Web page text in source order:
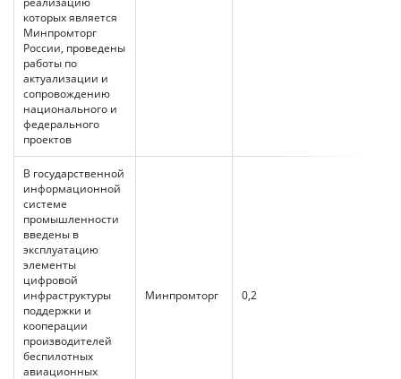
которых является
Минпромторг
России, проведены
работы по
актуализации и
сопровождению
национального и
федерального
проектов
В государственной
информационной
системе
промышленности
введены в
эксплуатацию
элементы
цифровой
инфраструктуры
поддержки и
кооперации
производителей
беспилотных
авиационных
Минпромторг 0,2